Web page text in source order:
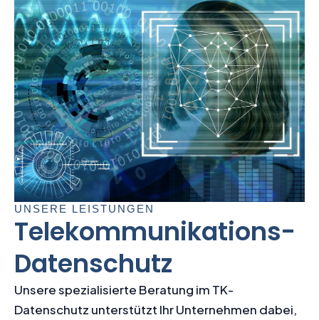
UNSERE LEISTUNGEN
Telekommunikations-
Datenschutz
Unsere spezialisierte Beratung im TK-
Datenschutz unterstützt Ihr Unternehmen dabei,